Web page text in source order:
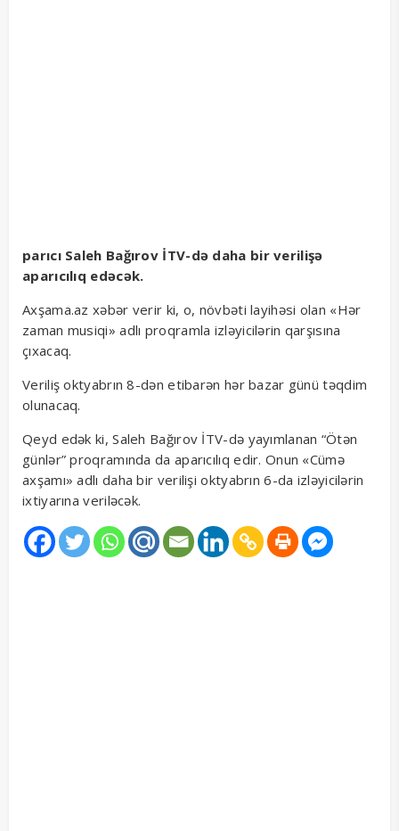
parıcı Saleh Bağırov İTV-də daha bir verilişə
aparıcılıq edəcək.
Axşama.az xəbər verir ki, o, növbəti layihəsi olan «Hər
zaman musiqi» adlı proqramla izləyicilərin qarşısına
çıxacaq.
Veriliş oktyabrın 8-dən etibarən hər bazar günü təqdim
olunacaq.
Qeyd edək ki, Saleh Bağırov İTV-də yayımlanan “Ötən
günlər” proqramında da aparıcılıq edir. Onun «Cümə
axşamı» adlı daha bir verilişi oktyabrın 6-da izləyicilərin
ixtiyarına veriləcək.